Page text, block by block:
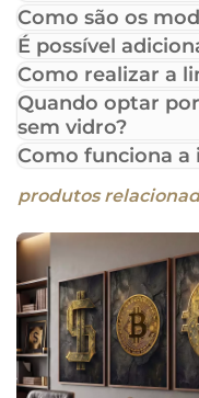
Como são os
É possível
Como realizar a
Quando optar
sem vidro?
Como funciona a
produtos